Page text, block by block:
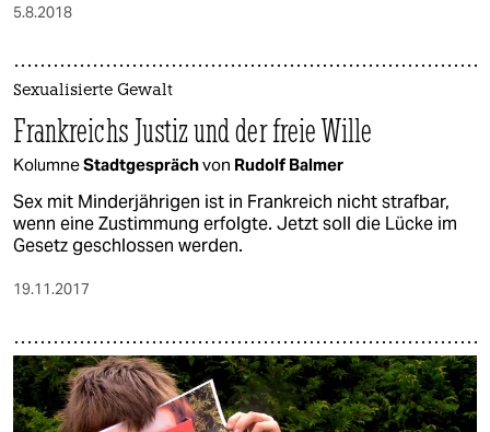
5.8.2018
Sexualisierte Gewalt
Frankreichs Justiz und der freie Wille
KolumneStadtgesprächvon Rudolf Balmer
Sex mit Minderjährigen ist in Frankreich nicht strafbar,
wenn eine Zustimmung erfolgte. Jetzt soll die Lücke im
Gesetz geschlossen werden.
19.11.2017